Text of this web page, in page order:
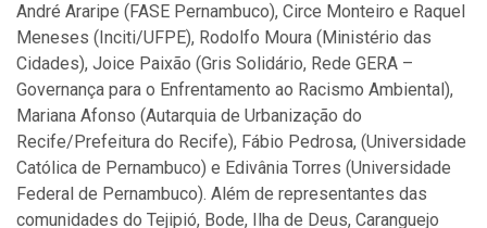
André Araripe (FASE Pernambuco), Circe Monteiro e Raquel
Meneses (Inciti/UFPE), Rodolfo Moura (Ministério das
Cidades), Joice Paixão (Gris Solidário, Rede GERA –
Governança para o Enfrentamento ao Racismo Ambiental),
Mariana Afonso (Autarquia de Urbanização do
Recife/Prefeitura do Recife), Fábio Pedrosa, (Universidade
Católica de Pernambuco) e Edivânia Torres (Universidade
Federal de Pernambuco). Além de representantes das
comunidades do Tejipió, Bode, Ilha de Deus, Caranguejo